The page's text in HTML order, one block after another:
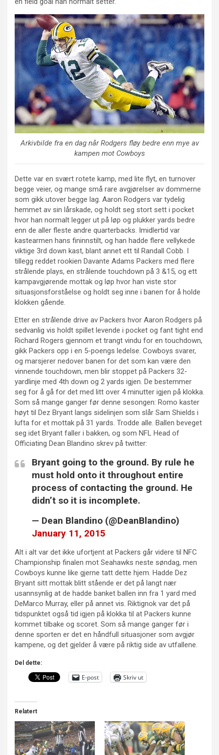
Arkivbilde fra en dag når Rodgers fløy bedre enn mye av
kampen mot Cowboys
Dette var en svært rotete kamp, med lite flyt, en turnover
begge veier, og mange små rare avgjørelser av dommerne
som gikk utover begge lag. Aaron Rodgers var tydelig
hemmet av sin lårskade, og holdt seg stort sett i pocket
hvor han normalt legger ut på løp og plukker yards bedre
enn de aller fleste andre quarterbacks. Imidlertid var
kastearmen hans fininnstilt, og han hadde flere vellykede
viktige 3rd down kast, blant annet ett til Randall Cobb. I
tillegg reddet rookien Davante Adams Packers med flere
strålende plays, en strålende touchdown på 3 &15, og ett
kampavgjørende mottak og løp hvor han viste stor
situasjonsforståelse og holdt seg inne i banen for å holde
klokken gående.
Etter en strålende drive av Packers hvor Aaron Rodgers på
sedvanlig vis holdt spillet levende i pocket og fant tight end
Richard Rogers gjennom et trangt vindu for en touchdown,
gikk Packers opp i en 5-poengs ledelse. Cowboys svarer,
og marsjerer nedover banen for det som kan være den
vinnende touchdown, men blir stoppet på Packers 32-
yardlinje med 4th down og 2 yards igjen. De bestemmer
seg for å gå for det med litt over 4 minutter igjen på klokka.
Som så mange ganger før denne sesongen: Romo kaster
høyt til Dez Bryant langs sidelinjen som slår Sam Shields i
lufta for et mottak på 31 yards. Trodde alle. Ballen beveget
seg idet Bryant faller i bakken, og som NFL Head of
Officiating Dean Blandino skrev på twitter:
Bryant going to the ground. By rule he
must hold onto it throughout entire
process of contacting the ground. He
didn’t so it is incomplete.
— Dean Blandino (@DeanBlandino)
January 11, 2015
Alt i alt var det ikke ufortjent at Packers går videre til NFC
Championship finalen mot Seahawks neste søndag, men
Cowboys kunne like gjerne tatt dette hjem. Hadde Dez
Bryant sitt mottak blitt stående er det på langt nær
usannsynlig at de hadde banket ballen inn fra 1 yard med
DeMarco Murray, eller på annet vis. Riktignok var det på
tidspunktet også tid igjen på klokka til at Packers kunne
kommet tilbake og scoret. Som så mange ganger før i
denne sporten er det en håndfull situasjoner som avgjør
kampene, og det gjelder å være på riktig side av utfallene.
Del dette:
E-post Skriv ut
Relatert